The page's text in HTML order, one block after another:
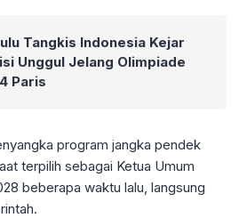
Tangkis Indonesia Kejar
Unggul Jelang Olimpiade
Paris
program jangka pendek
terpilih sebagai Ketua Umum
beberapa waktu lalu, langsung